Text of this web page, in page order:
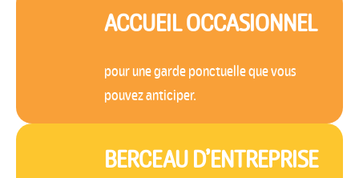
ACCUEIL OCCASIONNEL
pour une garde ponctuelle que vous
pouvez anticiper.
BERCEAU D’ENTREPRISE